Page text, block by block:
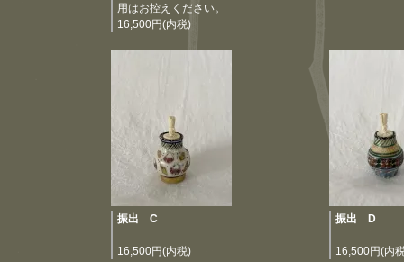
用はお控えください。
16,500円(内税)
振出 C
16,500円(内税)
振出 D
16,500円(内